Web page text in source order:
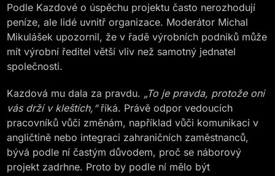
Podle Kazdové o úspěchu projektu často nerozhodují
peníze, ale lidé uvnitř organizace. Moderátor Michal
Mikulášek upozornil, že v řadě výrobních podniků může
mít výrobní ředitel větší vliv než samotný jednatel
společnosti.
Kazdová mu dala za pravdu. „To je pravda, protože oni
vás drží v kleštích,“říká. Právě odpor vedoucích
pracovníků vůči změnám, například vůči komunikaci v
angličtině nebo integraci zahraničních zaměstnanců,
bývá podle ní častým důvodem, proč se náborový
projekt zadrhne. Proto by podle ní mělo být